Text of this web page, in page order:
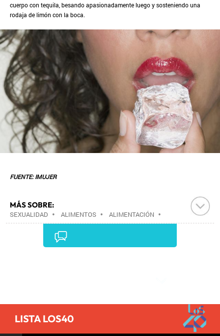
cuerpo con tequila, besando apasionadamente luego y sosteniendo una
rodaja de limón con la boca.
FUENTE: IMUJER
MÁS SOBRE:
SEXUALIDAD • ALIMENTOS • ALIMENTACIÓN •
•INDUSTRIA•
LISTA LOS40